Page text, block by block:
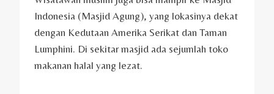
Indonesia (Masjid Agung), yang lokasinya dekat
dengan Kedutaan Amerika Serikat dan Taman
Lumphini. Di sekitar masjid ada sejumlah toko
makanan halal yang lezat.